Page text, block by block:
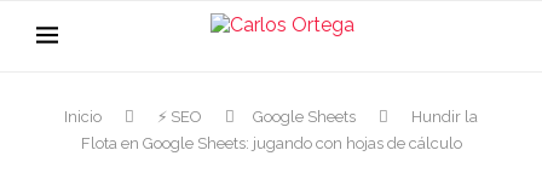
Inicio ⚡ SEO Google Sheets
Hundir la
Flota en Google Sheets: jugando con hojas de cálculo